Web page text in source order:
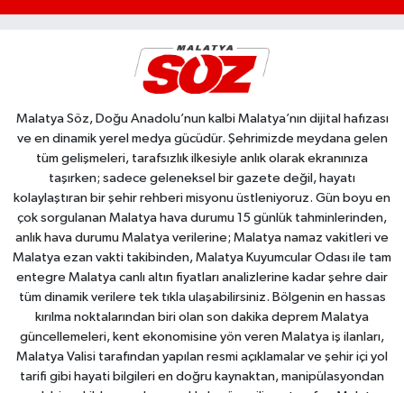
Malatya Söz, Doğu Anadolu’nun kalbi Malatya’nın dijital hafızası
ve en dinamik yerel medya gücüdür. Şehrimizde meydana gelen
tüm gelişmeleri, tarafsızlık ilkesiyle anlık olarak ekranınıza
taşırken; sadece geleneksel bir gazete değil, hayatı
kolaylaştıran bir şehir rehberi misyonu üstleniyoruz. Gün boyu en
çok sorgulanan Malatya hava durumu 15 günlük tahminlerinden,
anlık hava durumu Malatya verilerine; Malatya namaz vakitleri ve
Malatya ezan vakti takibinden, Malatya Kuyumcular Odası ile tam
entegre Malatya canlı altın fiyatları analizlerine kadar şehre dair
tüm dinamik verilere tek tıkla ulaşabilirsiniz. Bölgenin en hassas
kırılma noktalarından biri olan son dakika deprem Malatya
güncellemeleri, kent ekonomisine yön veren Malatya iş ilanları,
Malatya Valisi tarafından yapılan resmi açıklamalar ve şehir içi yol
tarifi gibi hayati bilgileri en doğru kaynaktan, manipülasyondan